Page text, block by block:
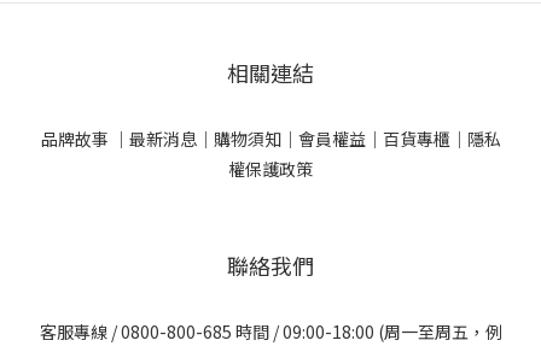
相關連結
品牌故事 ｜ 最新消息｜ 購物須知｜ 會員權益｜ 百貨專櫃｜ 隱私
權保護政策
聯絡我們
客服專線 / 0800-800-685 時間 / 09:00-18:00 (周一至周五，例